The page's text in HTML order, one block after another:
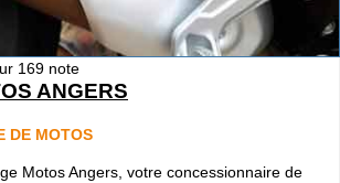
169 note
ANGERS
DE MOTOS
Motos Angers, votre concessionnaire de